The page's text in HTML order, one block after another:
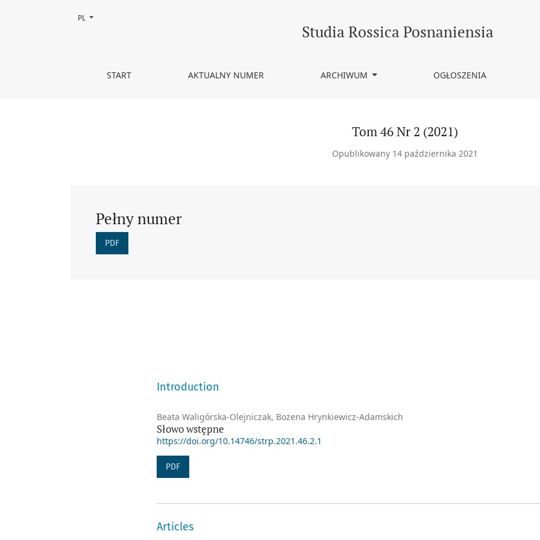
Tom 46 Nr 2 (2021) Studia Rossica Posnaniensia
START AKTUALNY NUMER ARCHIWUM OGŁOSZENIA
Zmień język, obecnie wybrany to:
PL
Tom 46 Nr 2 (2021)
Opublikowany 14 października 2021
Pełny numer
PDF
Introduction
Beata Waligórska-Olejniczak, Bożena Hrynkiewicz-Adamskich
Słowo wstępne
https://doi.org/10.14746/strp.2021.46.2.1
PDF
Articles